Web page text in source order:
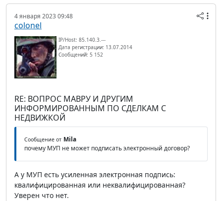
4 января 2023 09:48
colonel
IP/Host: 85.140.3.---
Дата регистрации: 13.07.2014
Сообщений: 5 152
RE: ВОПРОС МАВРУ И ДРУГИМ
ИНФОРМИРОВАННЫМ ПО СДЕЛКАМ С
НЕДВИЖКОЙ
Сообщение от Mila
почему МУП не может подписать электронный договор?
А у МУП есть усиленная электронная подпись:
квалифицированная или неквалифицированная?
Уверен что нет.